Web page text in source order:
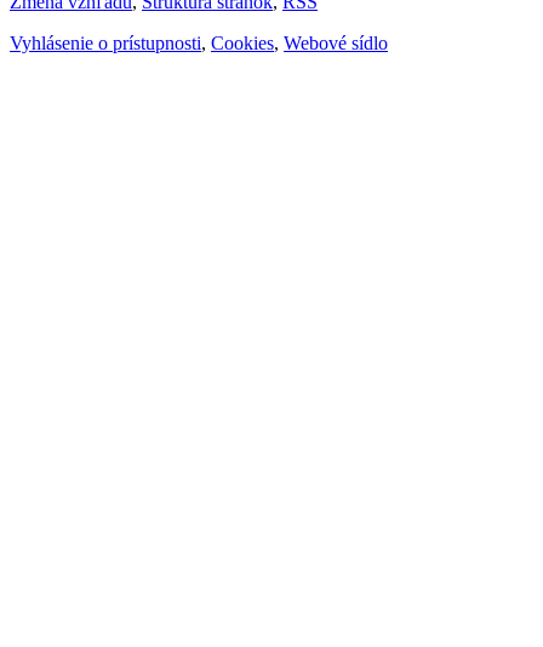
Vyhlásenie o prístupnosti, Cookies, Webové sídlo